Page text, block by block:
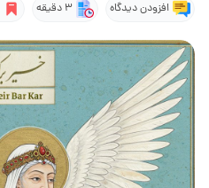
افزودن دیدگاه 3 دقیقه